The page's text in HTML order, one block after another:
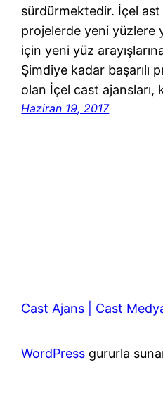
sürdürmektedir. İçel ast
projelerde yeni yüzlere
için yeni yüz
Şimdiye kadar başarılı
olan İçel cast
Haziran 19, 2017
Cast Ajans | Cast
WordPress gururla